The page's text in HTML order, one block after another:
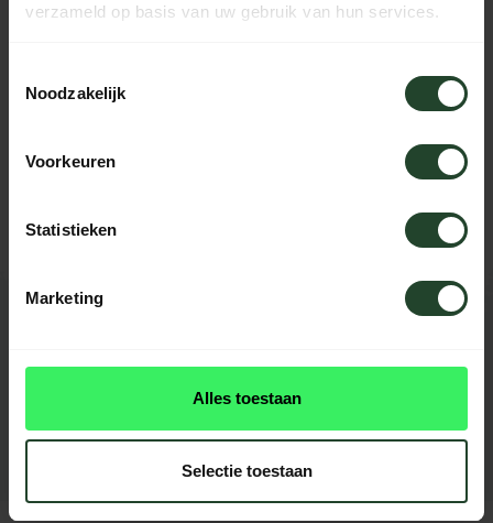
verzameld op basis van uw gebruik van hun services.
Noodzakelijk
Voorkeuren
Statistieken
Marketing
Alles toestaan
Selectie toestaan
EIGENSCHAFTEN
Kontaktieren Sie uns, unsere Kollegen
Diese produkt had noch
keine reviews